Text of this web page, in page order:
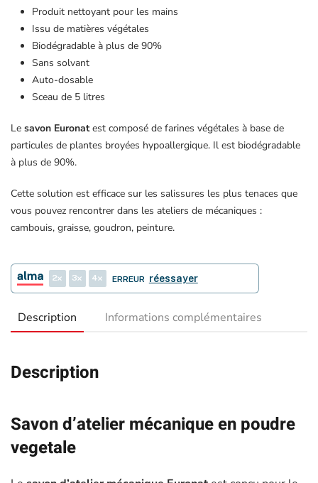
Produit nettoyant pour les mains
Issu de matières végétales
Biodégradable à plus de 90%
Sans solvant
Auto-dosable
Sceau de 5 litres
Le savon Euronat est composé de farines végétales à base de
particules de plantes broyées hypoallergique. Il est biodégradable
à plus de 90%.
Cette solution est efficace sur les salissures les plus tenaces que
vous pouvez rencontrer dans les ateliers de mécaniques :
cambouis, graisse, goudron, peinture.
2 3 4 ERREUR réessayer
Description Informations complémentaires
Description
Savon d’atelier mécanique en poudre
vegetale